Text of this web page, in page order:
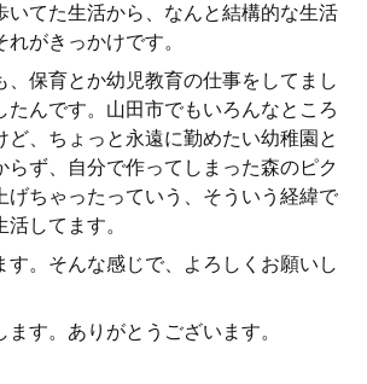
いてた生活から、なんと結構的な生活
がきっかけです。
、保育とか幼児教育の仕事をしてまし
たんです。山田市でもいろんなところ
ど、ちょっと永遠に勤めたい幼稚園と
らず、自分で作ってしまった森のピク
げちゃったっていう、そういう経緯で
してます。
す。そんな感じで、よろしくお願いし
す。ありがとうございます。